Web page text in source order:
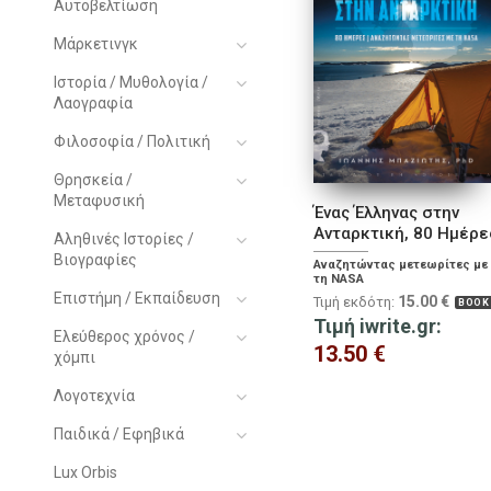
Αυτοβελτίωση
Μάρκετινγκ
Ιστορία / Μυθολογία /
Λαογραφία
Φιλοσοφία / Πολιτική
Θρησκεία /
Μεταφυσική
Αληθινές Ιστορίες /
Βιογραφίες
Επιστήμη / Εκπαίδευση
Ελεύθερος χρόνος /
χόμπι
Λογοτεχνία
Παιδικά / Εφηβικά
Lux Orbis
Ένας Έλληνας στην
Ανταρκτική, 80
Αναζητώντας μετεωρίτες με
τη NASA
BOOK
Τιμή εκδότη: 15.00 €
Τιμή iwrite.gr:
13.50 €